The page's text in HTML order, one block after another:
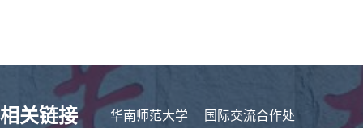
相关链接 华南师范大学
国际交流合作处